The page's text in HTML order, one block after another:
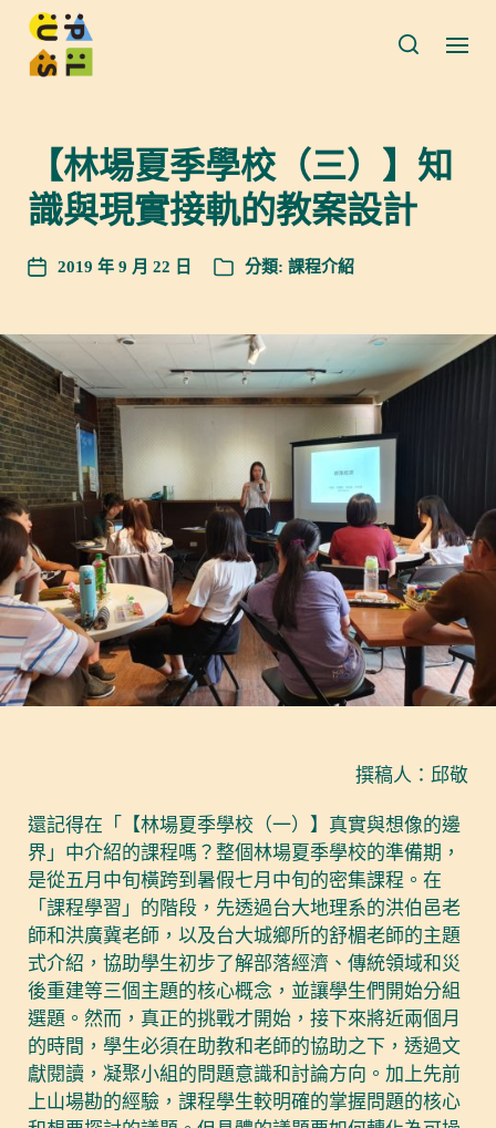
【林場夏季學校（三）】知
識與現實接軌的教案設計
2019 年 9 月 22 日 分類: 課程介紹
撰稿人：邱敬
還記得在「【林場夏季學校（一）】真實與想像的邊
界」中介紹的課程嗎？整個林場夏季學校的準備期，
是從五月中旬橫跨到暑假七月中旬的密集課程。在
「課程學習」的階段，先透過台大地理系的洪伯邑老
師和洪廣冀老師，以及台大城鄉所的舒楣老師的主題
式介紹，協助學生初步了解部落經濟、傳統領域和災
後重建等三個主題的核心概念，並讓學生們開始分組
選題。然而，真正的挑戰才開始，接下來將近兩個月
的時間，學生必須在助教和老師的協助之下，透過文
獻閱讀，凝聚小組的問題意識和討論方向。加上先前
上山場勘的經驗，課程學生較明確的掌握問題的核心